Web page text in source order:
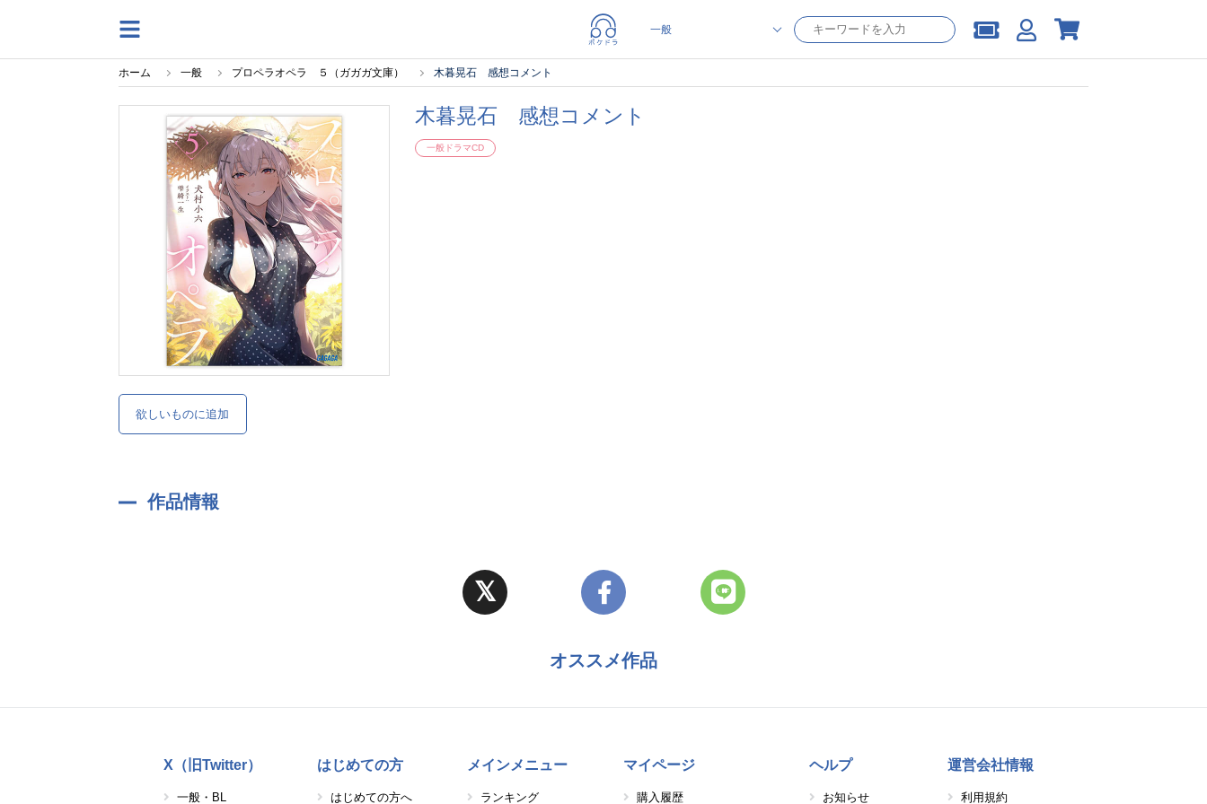
ホーム 一般 プロペラオペラ ５（ガガガ文庫） 木暮晃石 感想コメント
欲しいものに追加
木暮晃石 感想コメント
一般ドラマCD
作品情報
オススメ作品
X（旧Twitter）
一般・BL
はじめての方
はじめての方へ
メインメニュー
ランキング
マイページ
購入履歴
ヘルプ
お知らせ
運営会社情報
利用規約